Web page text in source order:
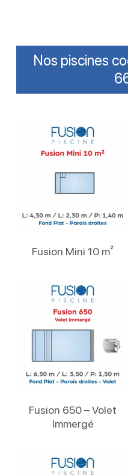
Nos piscines
Fusion Mini 10 m²
Fusion 650 – Volet
Immergé